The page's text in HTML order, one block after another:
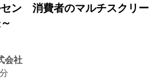
セン 消費者のマルチスクリー
会社